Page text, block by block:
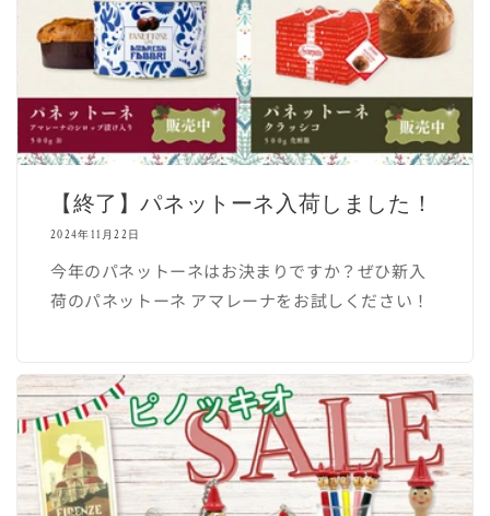
【終了】パネットーネ入荷しました！
2024年11月22日
今年のパネットーネはお決まりですか？ぜひ新入
荷のパネットーネ アマレーナをお試しください！